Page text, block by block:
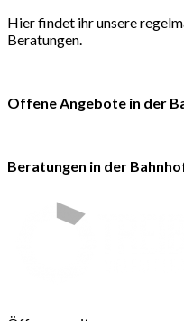
Hier findet ihr unsere
Beratungen.
Offene Angebote in der
Beratungen in der